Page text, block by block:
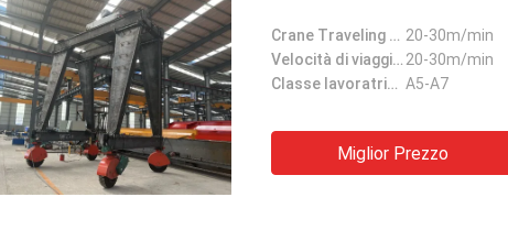
Crane Traveling Speed: 20-30m/min
Velocità di viaggio del carrello: 20-30m/min
Classe lavoratrice: A5-A7
Miglior Prezzo